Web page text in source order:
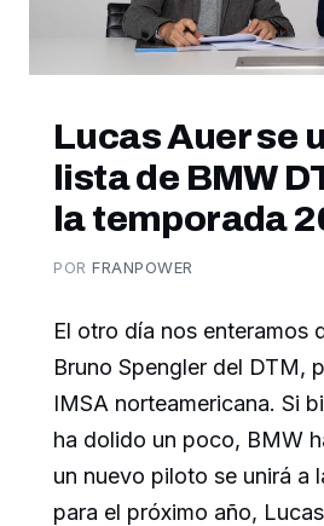
Lucas Auer se
lista de BMW
la temporada
PORFRANPOWER
El otro día nos enteramos
Bruno Spengler del DTM,
IMSA norteamericana. Si
ha dolido un poco, BMW
un nuevo piloto se unirá a
para el próximo año,